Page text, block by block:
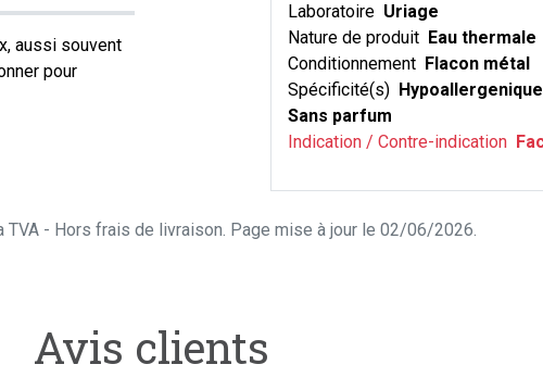
aussi souvent
pour
Laboratoire Uriage
Nature de produit Eau thermale
Conditionnement Flacon métal
Spécificité(s)
Sans parfum
Indication / Contre-indication
TVA - Hors frais de livraison. Page mise à jour le 02/06/2026.
Avis clients